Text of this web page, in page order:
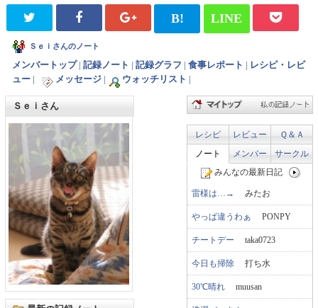
B! LINE
Ｓｅｉさんのノート
メンバートップ| 記録ノート 記録グラフ 食事レポート
レシピ・レビ
ュー
メッセージ ウォッチリスト
Ｓｅｉさん
レシピ レビュー
Ｑ＆Ａ
ノート
メンバー
サークル
みんなの最新日記
雷様は…→ みたお
やっぱ違うわぁ PONPY
チートデー taka0723
今日も掃除 打ち水
30℃晴れ muusan